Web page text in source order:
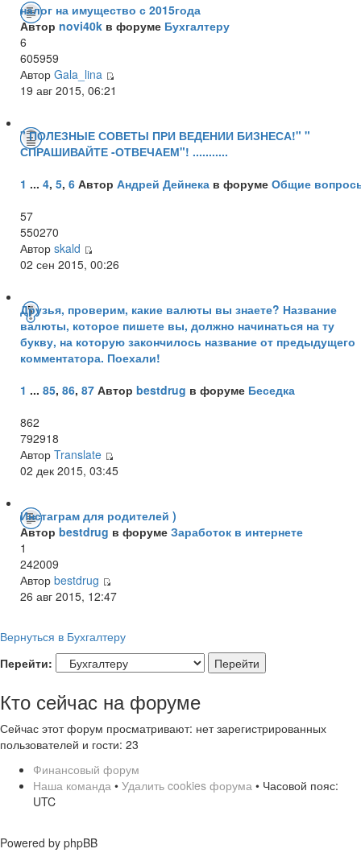
налог на имущество с 2015года
Автор novi40k в форуме Бухгалтеру
6
605959
Автор Gala_lina
19 авг 2015, 06:21
" ПОЛЕЗНЫЕ СОВЕТЫ ПРИ ВЕДЕНИИ БИЗНЕСА!" "
СПРАШИВАЙТЕ -ОТВЕЧАЕМ"! ...........
1 ... 4, 5, 6 Автор Андрей Дейнека в форуме Общие
57
550270
Автор skald
02 сен 2015, 00:26
Друзья, проверим, какие валюты вы знаете? Название
валюты, которое пишете вы, должно начинаться на ту
букву, на которую закончилось название от предыдущего
комментатора. Поехали!
1 ... 85, 86, 87 Автор bestdrug в форуме Беседка
862
792918
Автор Translate
02 дек 2015, 03:45
Инстаграм для родителей )
Автор bestdrug в форуме Заработок в интернете
1
242009
Автор bestdrug
26 авг 2015, 12:47
Вернуться в Бухгалтеру
Перейти:
Кто сейчас на форуме
Сейчас этот форум просматривают: нет зарегистрированных
пользователей и гости: 23
Финансовый форум
Наша команда • Удалить cookies форума • Часовой пояс:
UTC
Powered by phpBB